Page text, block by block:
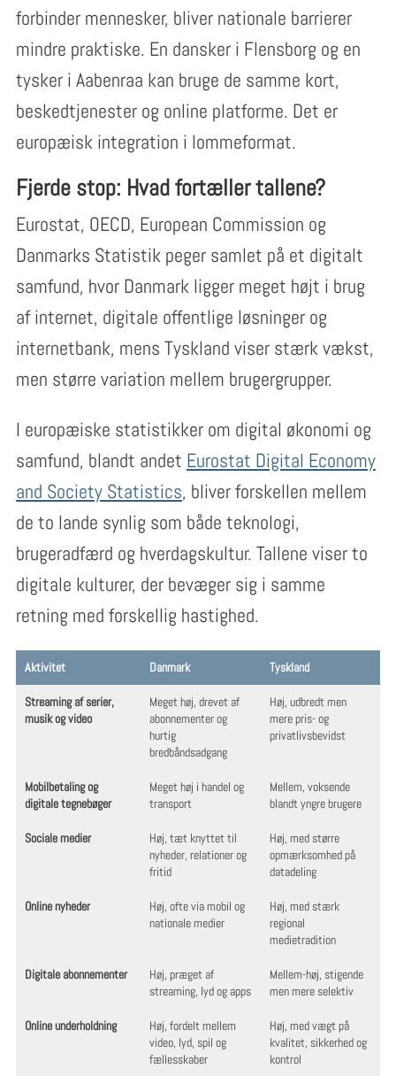
forbinder mennesker, bliver nationale barrierer
mindre praktiske. En dansker i Flensborg og en
tysker i Aabenraa kan bruge de samme kort,
beskedtjenester og online platforme. Det er
europæisk integration i lommeformat.
Fjerde stop: Hvad fortæller tallene?
Eurostat, OECD, European Commission og
Danmarks Statistik peger samlet på et digitalt
samfund, hvor Danmark ligger meget højt i brug
af internet, digitale offentlige løsninger og
internetbank, mens Tyskland viser stærk vækst,
men større variation mellem brugergrupper.
I europæiske statistikker om digital økonomi og
samfund, blandt andet Eurostat Digital Economy
and Society Statistics, bliver forskellen mellem
de to lande synlig som både teknologi,
brugeradfærd og hverdagskultur. Tallene viser to
digitale kulturer, der bevæger sig i samme
retning med forskellig hastighed.
Aktivitet Danmark Tyskland
Streaming af serier,
musik og video
Meget høj, drevet af
abonnementer og
hurtig
bredbåndsadgang
Høj, udbredt men
mere pris- og
privatlivsbevidst
Mobilbetaling og
digitale tegnebøger
Meget høj i handel og
transport
Mellem, voksende
blandt yngre brugere
Sociale medier
Høj, tæt knyttet til
nyheder, relationer og
fritid
Høj, med større
opmærksomhed på
datadeling
Online nyheder
Høj, ofte via mobil og
nationale medier
Høj, med stærk
regional
medietradition
Digitale abonnementer
Høj, præget af
streaming, lyd og apps
Mellem-høj, stigende
men mere selektiv
Online underholdning
Høj, fordelt mellem
video, lyd, spil og
fællesskaber
Høj, med vægt på
kvalitet, sikkerhed og
kontrol